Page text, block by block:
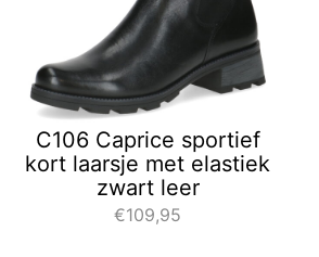
C106 Caprice sportief
kort laarsje met elastiek
zwart leer
€109,95